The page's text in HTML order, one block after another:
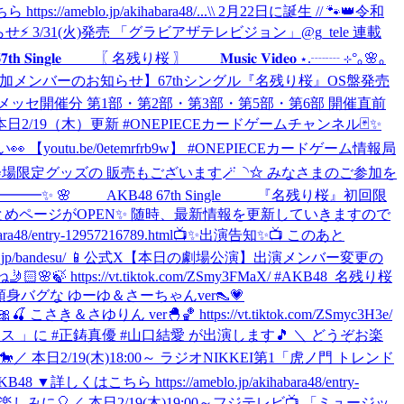
https://ameblo.jp/akihabara48/...\\ 2月22日に誕生 // 🐾👑令和
せ⚡ 3/31(火)発売 「グラビアザテレビジョン」@g_tele 連載
〖 名残り桜 〗 𝐌𝐮𝐬𝐢𝐜 𝐕𝐢𝐝𝐞𝐨 ⋆.┈┈ ⊹°｡🌸｡
メンバーのお知らせ】67thシングル『名残り桜』OS盤発売
ッセ開催分 第1部・第2部・第3部・第5部・第6部 開催直前
日2/19（木）更新 #ONEPIECEカードゲームチャンネル🃏✨
【youtu.be/0etemrfrb9w】 #ONEPIECEカードゲーム情報局
場限定グッズの 販売もございます🪄◝✩ みなさまのご参加を
🌸 AKB48 67th Single 『名残り桜』初回限
ジがOPEN✨ 随時、最新情報を更新していきますので
entry-12957216789.html📺✨出演告知✨📺 このあと
bandesu/ 📱公式X 【本日の劇場公演】出演メンバー変更の
https://vt.tiktok.com/ZSmy3FMaX/ #AKB48_名残り桜
バグな ゆーゆ＆さーちゃんver👠💗
こさき＆さゆりん ver🐣🏀 https://vt.tiktok.com/ZSmyc3H3e/
」に #正鋳真優 #山口結愛 が出演します🎵 ＼ どうぞお楽
／ 本日2/19(木)18:00～ ラジオNIKKEI第1「虎ノ門 トレンド
▼詳しくはこちら https://ameblo.jp/akihabara48/entry-